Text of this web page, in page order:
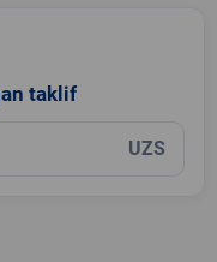
taklif
UZS